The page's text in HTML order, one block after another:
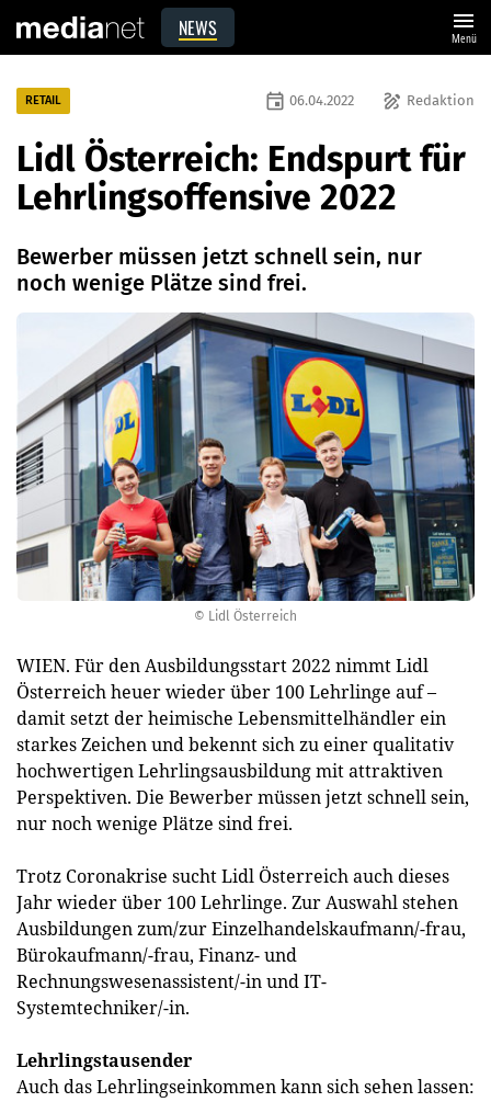
NEWS menu
Menü
© Lidl Österreich
RETAIL draw Redaktion
event 06.04.2022
Lidl Österreich: Endspurt für
Lehrlingsoffensive 2022
Bewerber müssen jetzt schnell sein, nur
noch wenige Plätze sind frei.
WIEN. Für den Ausbildungsstart 2022 nimmt Lidl
Österreich heuer wieder über 100 Lehrlinge auf –
damit setzt der heimische Lebensmittelhändler ein
starkes Zeichen und bekennt sich zu einer qualitativ
hochwertigen Lehrlingsausbildung mit attraktiven
Perspektiven. Die Bewerber müssen jetzt schnell sein,
nur noch wenige Plätze sind frei.
Trotz Coronakrise sucht Lidl Österreich auch dieses
Jahr wieder über 100 Lehrlinge. Zur Auswahl stehen
Ausbildungen zum/zur Einzelhandelskaufmann/-frau,
Bürokaufmann/-frau, Finanz- und
Rechnungswesenassistent/-in und IT-
Systemtechniker/-in.
Lehrlingstausender
Auch das Lehrlingseinkommen kann sich sehen lassen: